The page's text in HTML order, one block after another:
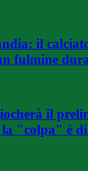
il
fulmine
il
"colpa" è